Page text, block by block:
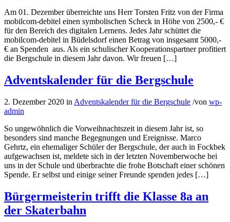
Am 01. Dezember überreichte uns Herr Torsten Fritz von der Firma
mobilcom-debitel einen symbolischen Scheck in Höhe von 2500,- €
für den Bereich des digitalen Lernens. Jedes Jahr schüttet die
mobilcom-debitel in Büdelsdorf einen Betrag von insgesamt 5000,-
€ an Spenden aus. Als ein schulischer Kooperationspartner profitiert
die Bergschule in diesem Jahr davon. Wir freuen […]
Adventskalender für die Bergschule
2. Dezember 2020 in Adventskalender für die Bergschule /von wp-
admin
So ungewöhnlich die Vorweihnachtszeit in diesem Jahr ist, so
besonders sind manche Begegnungen und Ereignisse. Marco
Gehrtz, ein ehemaliger Schüler der Bergschule, der auch in Fockbek
aufgewachsen ist, meldete sich in der letzten Novemberwoche bei
uns in der Schule und überbrachte die frohe Botschaft einer schönen
Spende. Er selbst und einige seiner Freunde spenden jedes […]
Bürgermeisterin trifft die Klasse 8a an
der Skaterbahn